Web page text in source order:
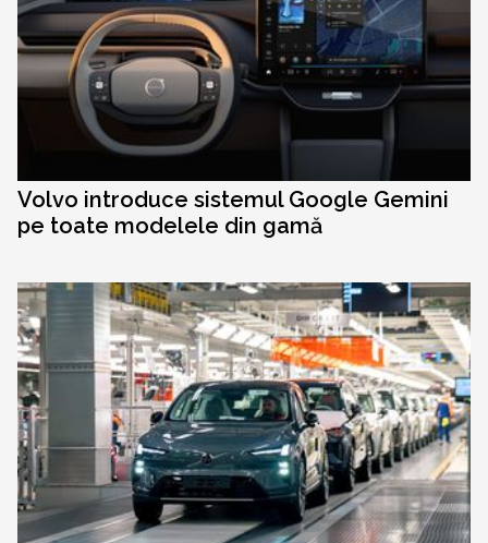
Volvo introduce sistemul Google Gemini
pe toate modelele din gamă